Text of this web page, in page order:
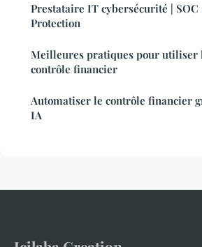
Prestataire IT cybersécurité | SOC
Protection
Meilleures pratiques pour utiliser
contrôle financier
Automatiser le contrôle financier
IA